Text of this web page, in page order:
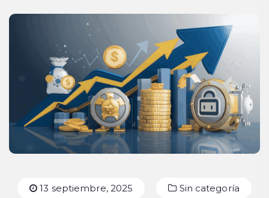
13 septiembre, 2025 Sin categoría